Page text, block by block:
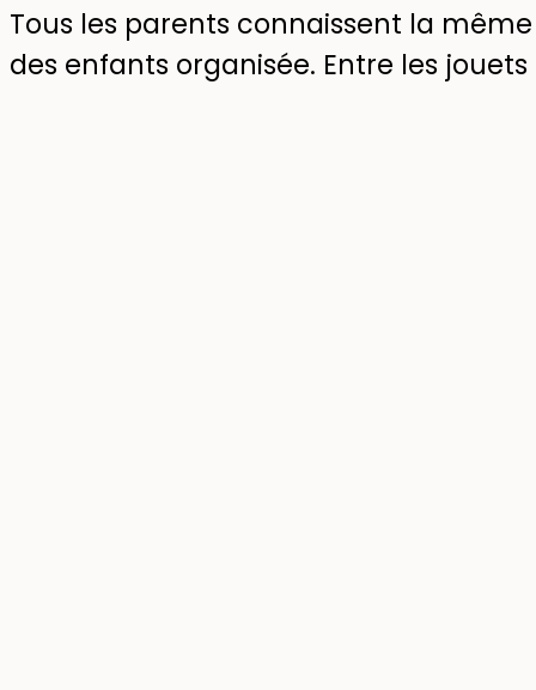
Tous les parents connaissent la
des enfants organisée. Entre les